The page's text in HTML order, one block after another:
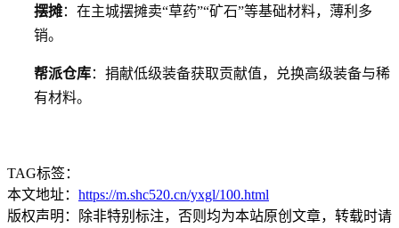
摆摊：在主城摆摊卖“草药”“矿石”等基础材料，薄利多
销。
帮派仓库：捐献低级装备获取贡献值，兑换高级装备与稀
有材料。
TAG标签：
本文地址： https://m.shc520.cn/yxgl/100.html
版权声明：除非特别标注，否则均为本站原创文章，转载时请